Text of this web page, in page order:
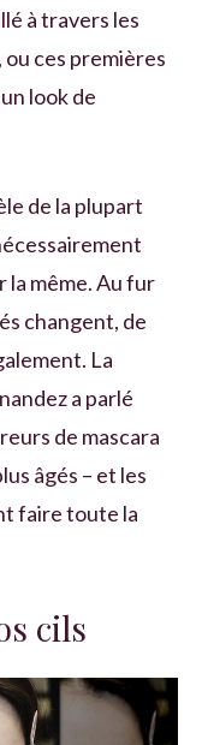
à travers les
ces premières
look de
de la plupart
même. Au fur
changent, de
La
a parlé
de mascara
âgés – et les
faire toute la
cils